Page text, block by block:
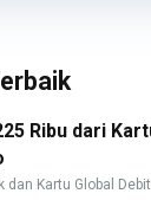
Ribu dari
dan Kartu Global Debit